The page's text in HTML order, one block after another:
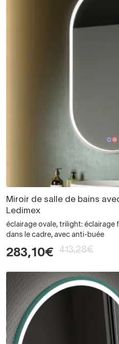
Miroir de salle de bains
Ledimex
éclairage ovale, trilight: éclairage
dans le cadre, avec anti-buée
283,10€ 413,28€